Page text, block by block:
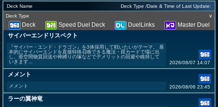
Deck Name
Deck Type /Date & Time of Last Update:
Deck Type
∨
Deck Speed Duel Deck DuelLinks
Master Duel
サイバーエンドリスペクト
『サイバー・エンド・ドラゴン』を3体採用して戦いたいがテーマ。 基
本的にサイバーエンドを直接特殊召喚できる魔法・罠カードで場に出
し、亜空間物質回送や神縛りの塚などでデメリットの回避や維持して
いきます...
2026/08/07 14:07
メメント
メメント 2026/08/06 23:45
ラーの翼神竜